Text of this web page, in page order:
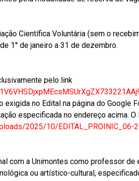
Científica Voluntária (sem o
1° de janeiro a 31 de dezembro.
pelo link
1V6VHSDjxpMEcsMSUrXgZX733221AA
exigida no Edital na página do Google
especificada no endereço acima.
2025/10/EDITAL_PROINIC_06-
com a Unimontes como professor
ou artístico-cultural,